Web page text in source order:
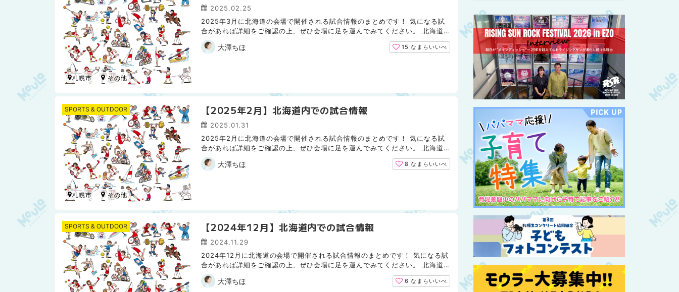
2025.02.25
2025年3月に北海道の会場で開催される試合情報のまとめです！ 気になる試
合があれば詳細をご確認の上、ぜひ会場に足を運んでみてください。 北海道
日本ハムファイターズ（野球） 北海道コンサドーレ札幌（サッカ...
大澤ちほ 15なまらいいべ
札幌市
【2025年2月】北海道内での試合情報
2025.01.31
2025年2月に北海道の会場で開催される試合情報のまとめです！ 気になる試
合があれば詳細をご確認の上、ぜひ会場に足を運んでみてください。 北海道
日本ハムファイターズ（野球） 2月は北海道での試合はありません...
大澤ちほ 8なまらいいべ
SPORTS & OUTDOOR
札幌市
【2024年12月】北海道内での試合情報
2024.11.29
2024年12月に北海道の会場で開催される試合情報のまとめです！ 気になる試
合があれば詳細をご確認の上、ぜひ会場に足を運んでみてください。 北海道
日本ハムファイターズ（野球） 12月は北海道での試合はありませ...
大澤ちほ 6なまらいいべ
SPORTS & OUTDOOR